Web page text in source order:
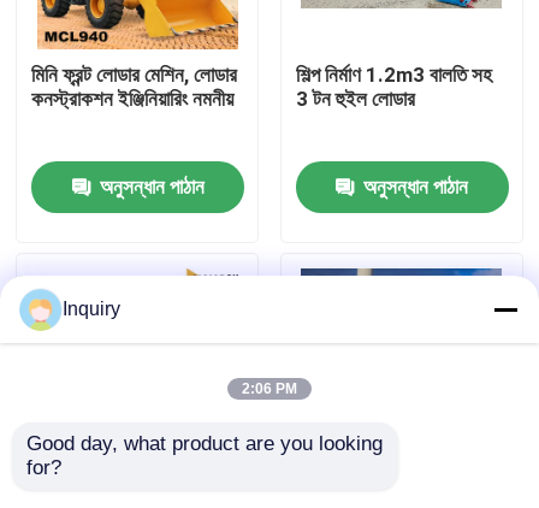
কারখানা ভ্রমণ
মান নিয়ন্ত্রণ
আমাদের সাথে যোগাযোগ করুন
উদ্ধৃতির জন্য আবেদন
মিনি ফ্রন্ট লোডার মেশিন, লোডার
কনস্ট্রাকশন ইঞ্জিনিয়ারিং নমনীয়
অনুসন্ধান পাঠান
শিল্প নির্মাণ 1.2m3 বালতি সহ
3 টন হুইল লোডার
অনুসন্ধান পাঠান
Inquiry
2:06 PM
Good day, what product are you looking
for?